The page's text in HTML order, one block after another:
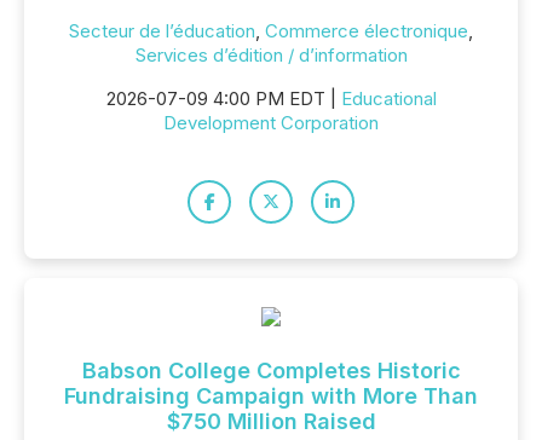
Secteur de l’éducation, Commerce électronique,
Services d’édition / d’information
2026-07-09 4:00 PM EDT | Educational
Development Corporation
Babson College Completes Historic
Fundraising Campaign with More Than
$750 Million Raised